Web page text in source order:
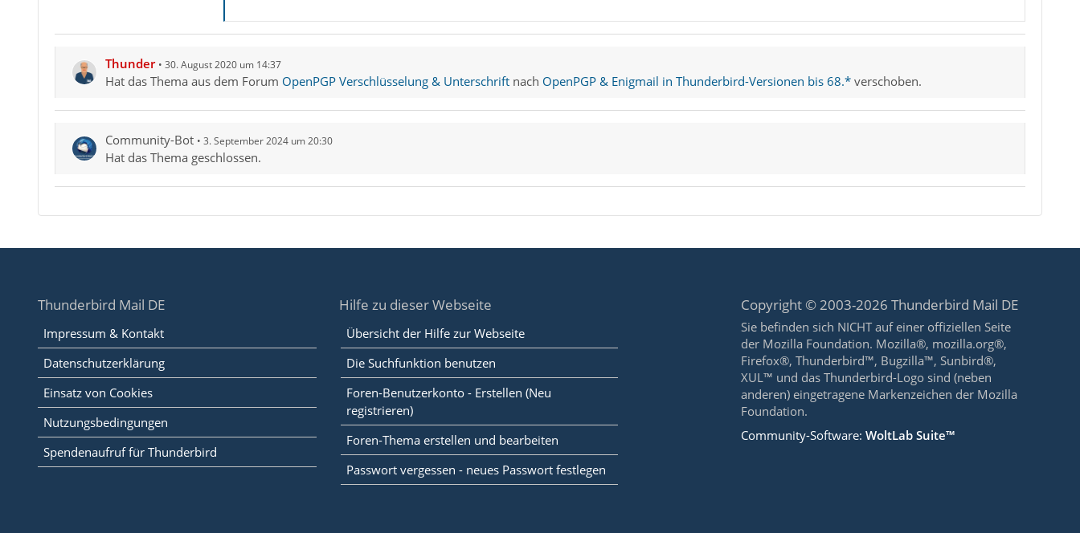
Thunder 30. August 2020 um 14:37
Hat das Thema aus dem Forum OpenPGP Verschlüsselung & Unterschriftnach OpenPGP & Enigmail in Thunderbird-Versionen bis 68.*verschoben.
Community-Bot 3. September 2024 um 20:30
Hat das Thema geschlossen.
Thunderbird Mail DE
Impressum & Kontakt
Datenschutzerklärung
Einsatz von Cookies
Nutzungsbedingungen
Spendenaufruf für Thunderbird
Hilfe zu dieser Webseite
Übersicht der Hilfe zur Webseite
Die Suchfunktion benutzen
Foren-Benutzerkonto - Erstellen (Neu
registrieren)
Foren-Thema erstellen und bearbeiten
Passwort vergessen - neues Passwort festlegen
Copyright © 2003-2026 Thunderbird Mail DE
Sie befinden sich NICHT auf einer offiziellen Seite
der Mozilla Foundation. Mozilla®, mozilla.org®,
Firefox®, Thunderbird™, Bugzilla™, Sunbird®,
XUL™ und das Thunderbird-Logo sind (neben
anderen) eingetragene Markenzeichen der Mozilla
Foundation.
Community-Software:WoltLab Suite™